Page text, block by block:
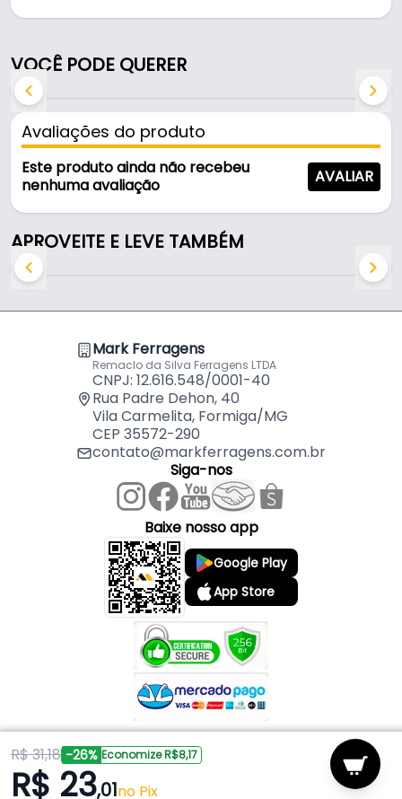
R$ 31,18 -26% Economize R$8,17
R$ 23,01no Pix
oficinas, obras e manutenção.
Fabricado em Aço, é resistente e durável no uso
diário.
Características:
- Marca: Mtx
- Tamanho total: 150mm
- Aplicação: Corte, aperto e dobra em trabalhos
- Corte, aperto e dobra em trabalhos manuais
VOCÊ PODE QUERER
Avaliações do produto
Este produto ainda não recebeu
nenhuma avaliação
AVALIAR
APROVEITE E LEVE TAMBÉM
Mark Ferragens
Remaclo da Silva Ferragens LTDA
CNPJ: 12.616.548/0001-40
Rua Padre Dehon, 40
Vila Carmelita, Formiga/MG
CEP 35572-290
contato@markferragens.com.br
Siga-nos
Baixe nosso app
Google Play
App Store
Copyright © 2026 Mark Ferragens. Todos os direitos reservados.